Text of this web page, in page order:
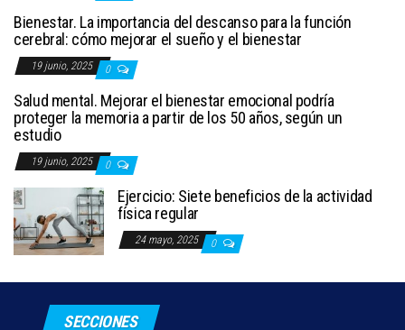
Bienestar. La importancia del descanso para la función
cerebral: cómo mejorar el sueño y el bienestar
19 junio, 2025 0
Salud mental. Mejorar el bienestar emocional podría
proteger la memoria a partir de los 50 años, según un
estudio
19 junio, 2025 0
Ejercicio: Siete beneficios de la actividad
física regular
24 mayo, 2025 0
SECCIONES